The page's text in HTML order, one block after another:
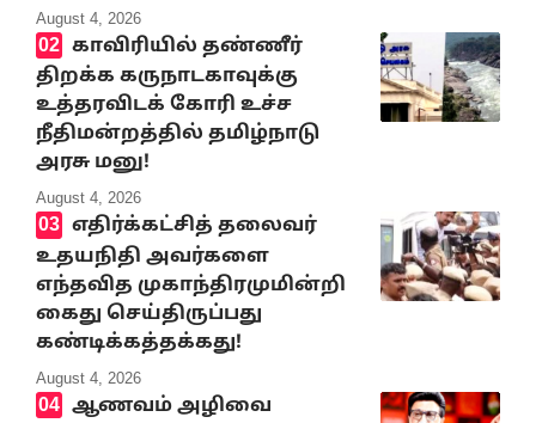
August 4, 2026
காவிரியில் தண்ணீர்
திறக்க கருநாடகாவுக்கு
உத்தரவிடக் கோரி உச்ச
நீதிமன்றத்தில் தமிழ்நாடு
அரசு மனு!
August 4, 2026
எதிர்க்கட்சித் தலைவர்
உதயநிதி அவர்களை
எந்தவித முகாந்திரமுமின்றி
கைது செய்திருப்பது
கண்டிக்கத்தக்கது!
August 4, 2026
ஆணவம் அழிவை